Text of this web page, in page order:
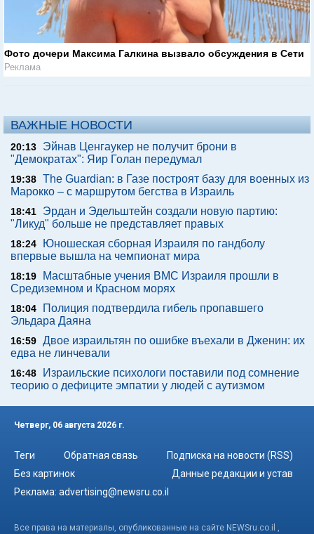
Фото дочери Максима Галкина вызвало обсуждения в Сети
Реклама
ВАЖНЫЕ НОВОСТИ
20:13
Эйнав Ценгаукер не получит брони в
"Демократах": Яир Голан передумал
19:38 The Guardian: в Газе построят базу для военных из
Марокко – с маршрутом бегства в Израиль
18:41
Эрдан и Эдельштейн создали новую партию:
"Ликуд" больше не представляет правых
18:24
Юношеская сборная Израиля по гандболу
впервые вышла на чемпионат мира
18:19
Масштабные учения ВМС Израиля прошли в
Средиземном и Красном морях
18:04
Полиция подтвердила гибель пропавшего
Эльдара Даяна
16:59 Двое израильтян по ошибке въехали в Дженин: их
едва не линчевали
16:48
Израильские психологи поставили под сомнение
теорию о дефиците эмпатии у людей с аутизмом
Четверг, 06 августа 2026 г.
Теги Обратная связь
Подписка на новости (RSS)
Без картинок
Данные редакции и устав
Реклама: advertising@newsru.co.il
Все права на материалы, опубликованные на сайте NEWSru.co.il ,